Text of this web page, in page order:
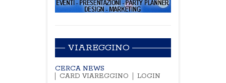
VIAREGGINO
CERCA NEWS
CARD VIAREGGINO
LOGIN